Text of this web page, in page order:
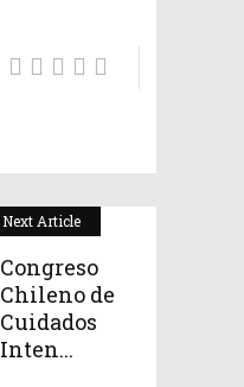
Next Article
Congreso
Chileno de
Cuidados
Inten...